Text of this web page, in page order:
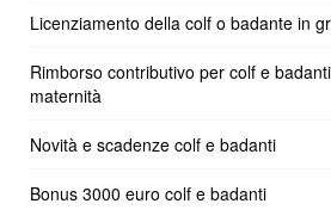
Licenziamento della colf o badante in
Rimborso contributivo per colf e
maternità
Novità e scadenze colf e badanti
Bonus 3000 euro colf e badanti